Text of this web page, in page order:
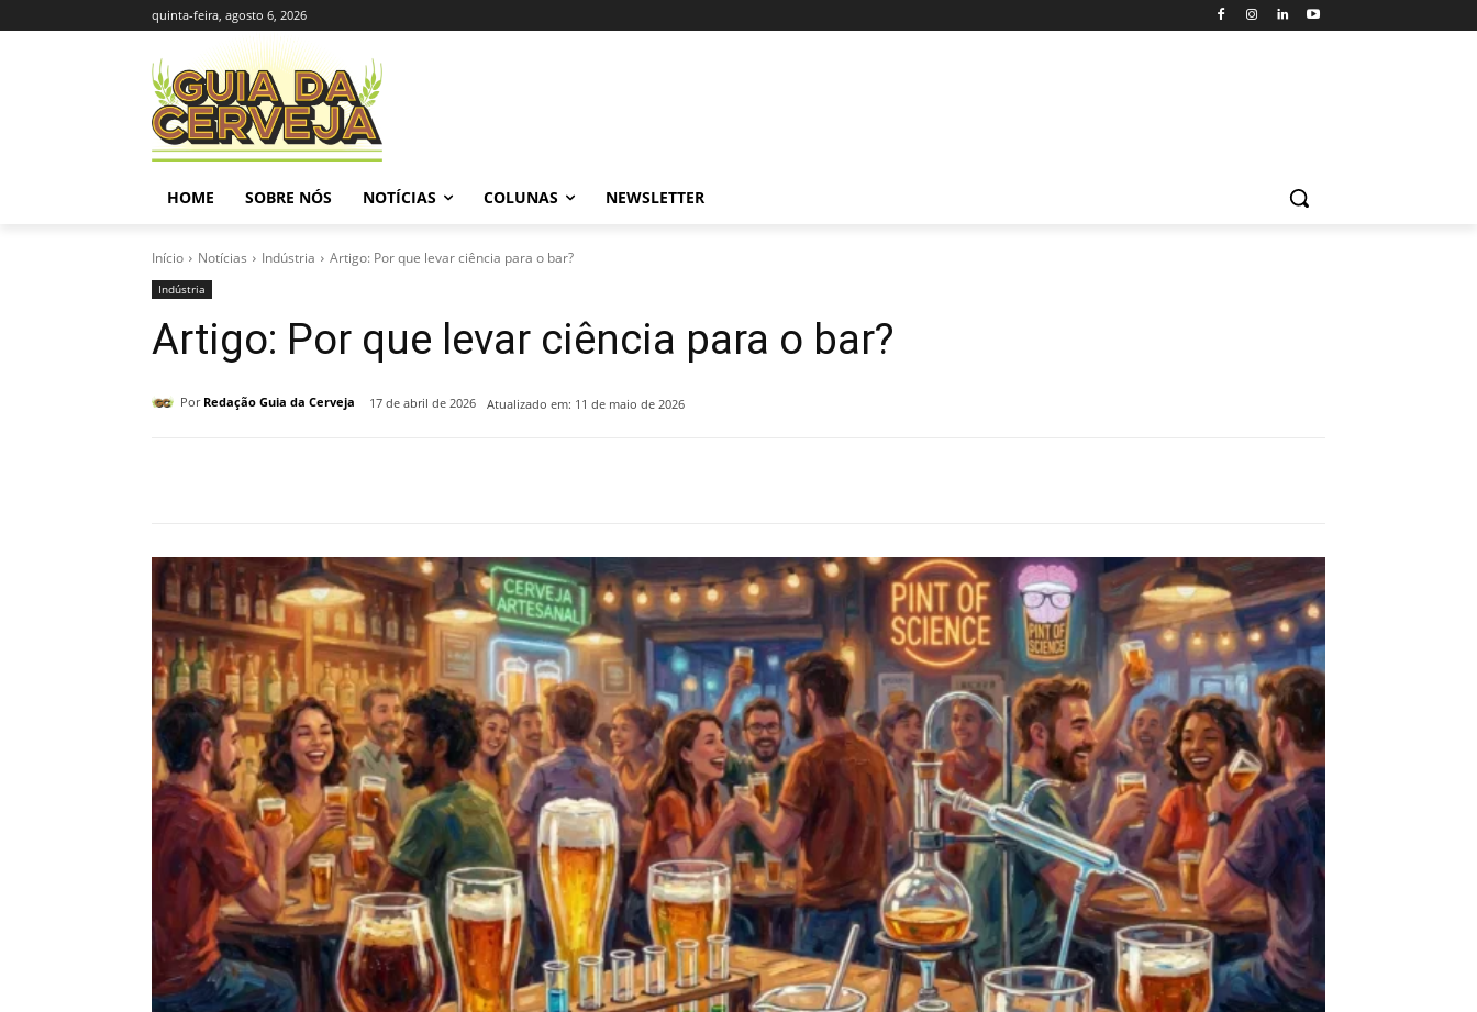
quinta-feira, agosto 6, 2026
HOME SOBRE NÓS NOTÍCIAS COLUNAS NEWSLETTER
Início Notícias Indústria Artigo: Por que levar ciência para o bar?
Indústria
Artigo: Por que levar ciência para o bar?
Por Redação Guia da Cerveja 17 de abril de 2026 Atualizado em: 11 de maio de 2026